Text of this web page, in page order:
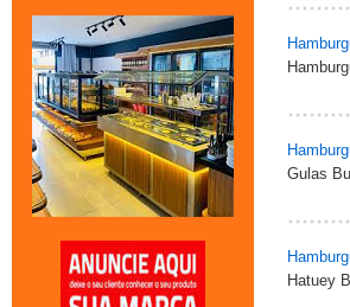
Gulas
Hatuey